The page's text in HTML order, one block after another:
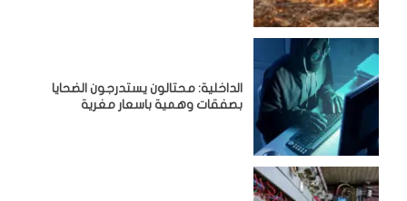
الداخلية: محتالون يستدرجون الضحايا
بصفقات وهمية باسعار مغرية